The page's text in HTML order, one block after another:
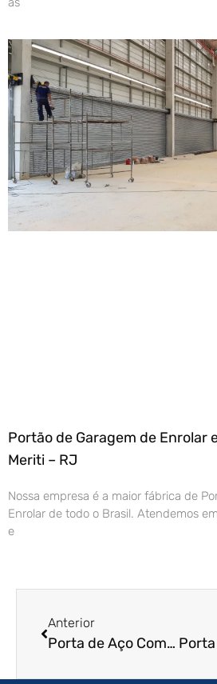
Portão de Garagem de Enrolar
Meriti – RJ
Nossa empresa é a maior fábrica de
Enrolar de todo o Brasil. Atendemos
e
Anterior
Porta de Aço Comercial em Ribeirão Preto – SP